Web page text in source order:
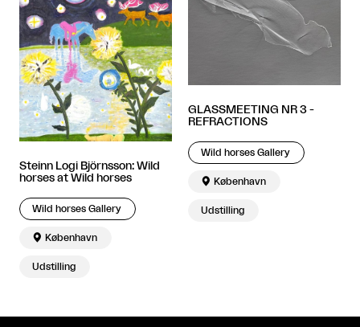
Steinn Logi Björnsson: Wild
horses at Wild horses
Wild horses Gallery
 København
Udstilling
GLASSMEETING NR 3 -
REFRACTIONS
Wild horses Gallery
 København
Udstilling